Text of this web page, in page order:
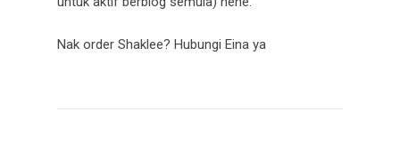
Nak order Shaklee? Hubungi Eina ya